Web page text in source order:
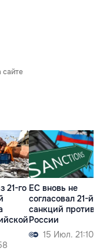
сайте
21-го ЕС вновь не
согласовал 21-й
санкций против
России
15 Июл. 21:10